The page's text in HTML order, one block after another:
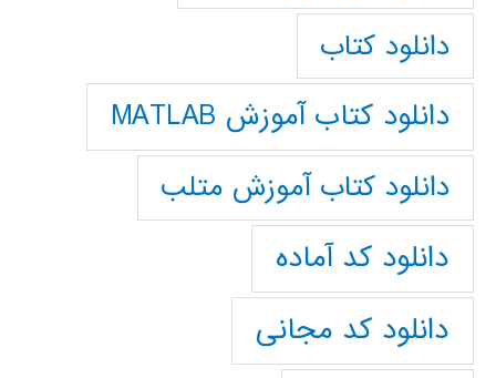
دانلود کتاب
دانلود کتاب آموزش MATLAB
دانلود کتاب آموزش متلب
دانلود کد آماده
دانلود کد مجانی